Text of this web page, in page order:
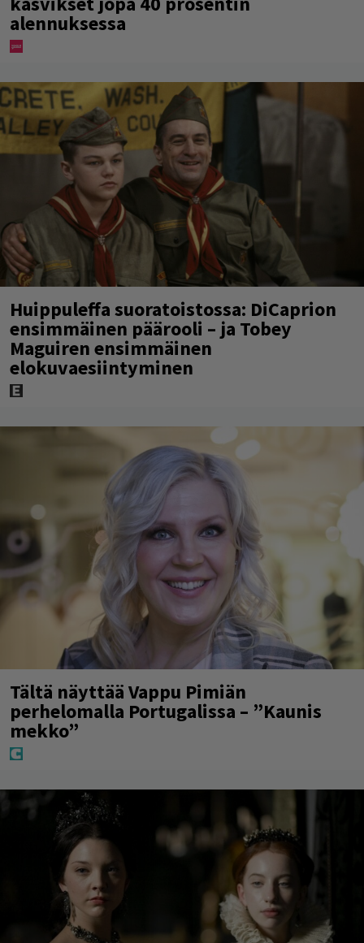
alennuksessa
Huippuleffa suoratoistossa: DiCaprion
ensimmäinen päärooli – ja Tobey
Maguiren ensimmäinen
elokuvaesiintyminen
Tältä näyttää Vappu Pimiän
perhelomalla Portugalissa – ”Kaunis
mekko”